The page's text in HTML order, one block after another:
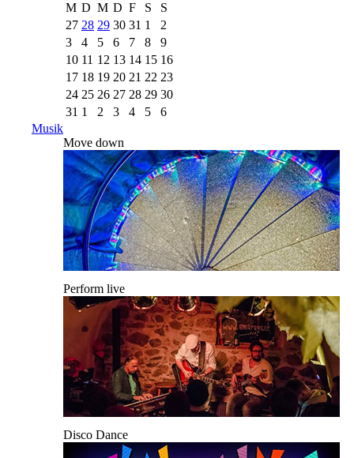
M D M D F S
S
27 28 29 30 31 1
2
3
4 5 6 7 8
9
10 11 12 13 14 15 16
17 18 19 20 21 22 23
24 25 26 27 28 29 30
31 1 2 3 4 5
6
Musik
Move down
Perform live
Disco Dance